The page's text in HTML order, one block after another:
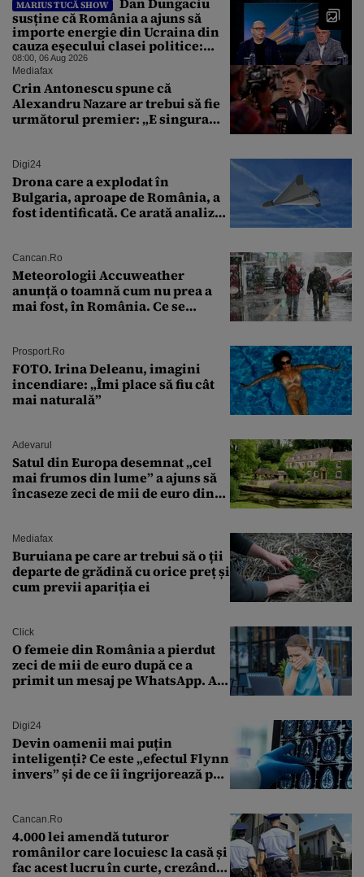
MARIUS TUCĂ SHOW
susține că România a ajuns să
importe energie din Ucraina din
cauza eșecului clasei politice:
Este bilanțul politic al ultimilor
ani
08:00, 06 Aug 2026
Mediafax
Crin Antonescu spune că
Alexandru Nazare ar trebui să fie
următorul premier: „E singura
Digi24
Drona care a explodat în
Bulgaria, aproape de România, a
fost identificată. Ce arată analiza
Cancan.ro
Meteorologii Accuweather
anunță o toamnă cum nu prea a
mai fost, în România. Ce se
București. Pe ce dată ninge
Prosport.ro
FOTO. Irina Deleanu, imagini
incendiare: „Îmi place să fiu cât
mai naturală”
Adevarul
Satul din Europa desemnat „cel
mai frumos din lume” a ajuns să
încaseze zeci de mii de euro din
Mediafax
Buruiana pe care ar trebui să o ții
departe de grădină cu orice preț și
cum previi apariția ei
Click
O femeie din România a pierdut
zeci de mii de euro după ce a
primit un mesaj pe WhatsApp. A
Digi24
Devin oamenii mai puțin
inteligenți? Ce este „efectul Flynn
invers” și de ce îi îngrijorează pe
Cancan.ro
4.000 lei amendă tuturor
românilor care locuiesc la casă și
fac acest lucru în curte, crezând